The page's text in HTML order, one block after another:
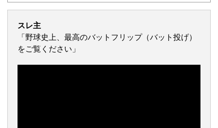
スレ主
「野球史上、最高のバットフリップ（バット投げ）
をご覧ください」